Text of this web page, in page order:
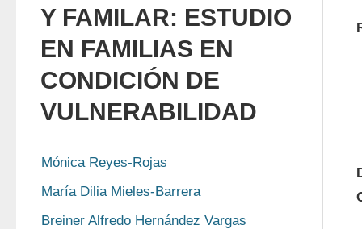
Y FAMILAR: ESTUDIO
EN FAMILIAS EN
CONDICIÓN DE
VULNERABILIDAD
Mónica Reyes-Rojas
María Dilia Mieles-Barrera
Breiner Alfredo Hernández Vargas